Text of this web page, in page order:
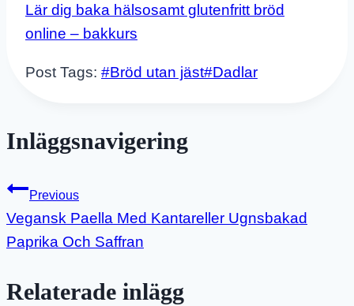
Lär dig baka hälsosamt glutenfritt bröd
online – bakkurs
Post Tags: #Bröd utan jäst#Dadlar
Inläggsnavigering
Previous
Vegansk Paella Med Kantareller Ugnsbakad
Paprika Och Saffran
Relaterade inlägg